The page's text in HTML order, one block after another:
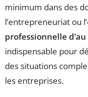
minimum dans des
l’entrepreneuriat ou
professionnelle
indispensable pour
des situations
les entreprises.